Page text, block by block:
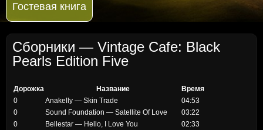
Гостевая книга
Сборники — Vintage Cafe: Black
Pearls Edition Five
Дорожка Название
Время
0
Anakelly — Skin Trade
04:53
0
Sound Foundation — Satellite Of Love
03:22
0
Bellestar — Hello, I Love You
02:33